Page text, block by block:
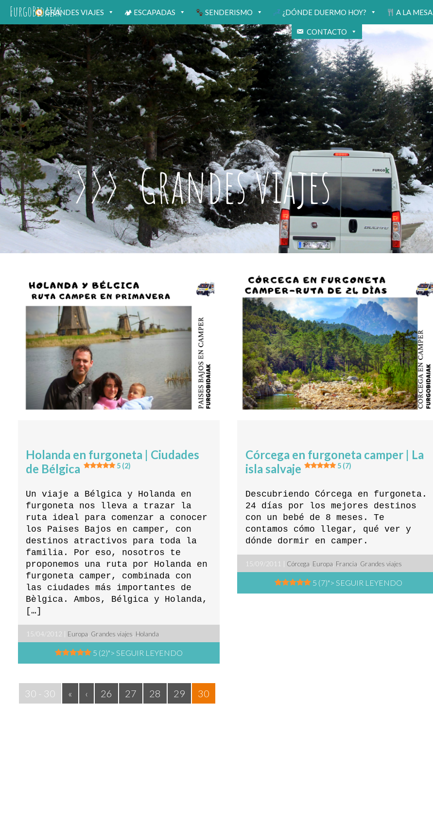
FurgoBidaiakGRANDES VIAJES 🏕 ESCAPADAS SENDERISMO ¿DÓNDE DUERMO HOY? A LA MESA
CONTACTO
Grandes viajes
Holanda en furgoneta | Ciudades
de Bélgica
5 (2)
Un viaje a Bélgica y Holanda en
furgoneta nos lleva a trazar la
ruta ideal para comenzar a conocer
los Paises Bajos en camper, con
destinos atractivos para toda la
familia. Por eso, nosotros te
proponemos una ruta por Holanda en
furgoneta camper, combinada con
las ciudades más importantes de
Bèlgica. Ambos, Bélgica y Holanda,
[…]
15/04/2012 | Europa, Grandes viajes, Holanda
5 (2)"> SEGUIR LEYENDO
Córcega en furgoneta camper | La
isla salvaje
5 (7)
Descubriendo Córcega en furgoneta.
24 días por los mejores destinos
con un bebé de 8 meses. Te
contamos cómo llegar, qué ver y
dónde dormir en camper.
15/09/2011 | Córcega, Europa, Francia, Grandes viajes
5 (7)"> SEGUIR LEYENDO
30 - 30 « ‹ 26 27 28 29 30